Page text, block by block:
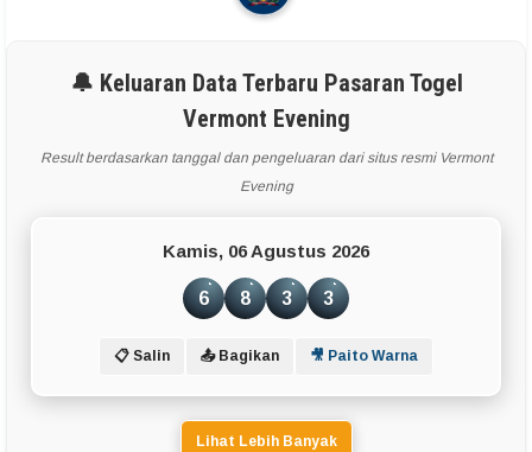
🔔 Keluaran Data Terbaru Pasaran Togel
Vermont Evening
Result berdasarkan tanggal dan pengeluaran dari situs resmi Vermont
Evening
Kamis, 06 Agustus 2026
6 8 3 3
📋 Salin 📤 Bagikan 🎥 Paito Warna
Lihat Lebih Banyak